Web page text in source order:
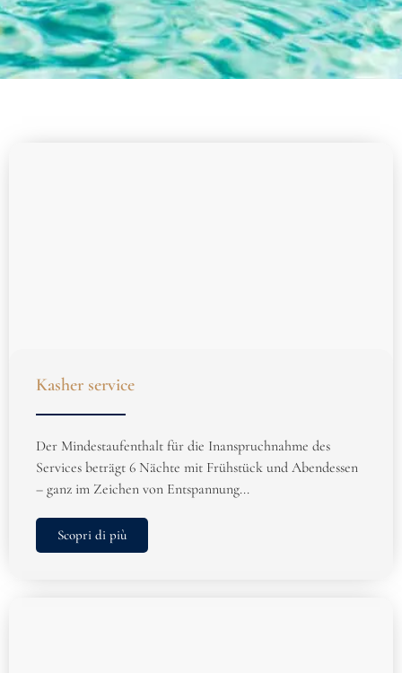
Kasher service
Der Mindestaufenthalt für die Inanspruchnahme des
Services beträgt 6 Nächte mit Frühstück und Abendessen
– ganz im Zeichen von Entspannung...
Scopri di più